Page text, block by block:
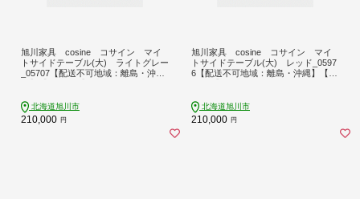
旭川家具 cosine コサイン マイ
トサイドテーブル(大) ライトグレー
_05707【配送不可地域：離島・沖
北海道旭川市
210,000 円
旭川家具 cosine コサイン マイ
トサイドテーブル(大) レッド_0597
6【配送不可地域：離島・沖縄】【17
北海道旭川市
210,000 円